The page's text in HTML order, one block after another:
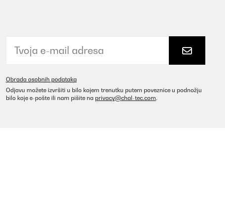
Obrada osobnih podataka
Odjavu možete izvršiti u bilo kojem trenutku putem poveznice u podnožju
bilo koje e-pošte ili nam pišite na privacy@chal-tec.com.